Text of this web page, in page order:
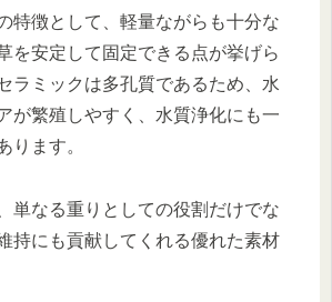
特徴として、軽量ながらも十分な
を安定して固定できる点が挙げら
ラミックは多孔質であるため、水
が繁殖しやすく、水質浄化にも一
ります。
単なる重りとしての役割だけでな
持にも貢献してくれる優れた素材